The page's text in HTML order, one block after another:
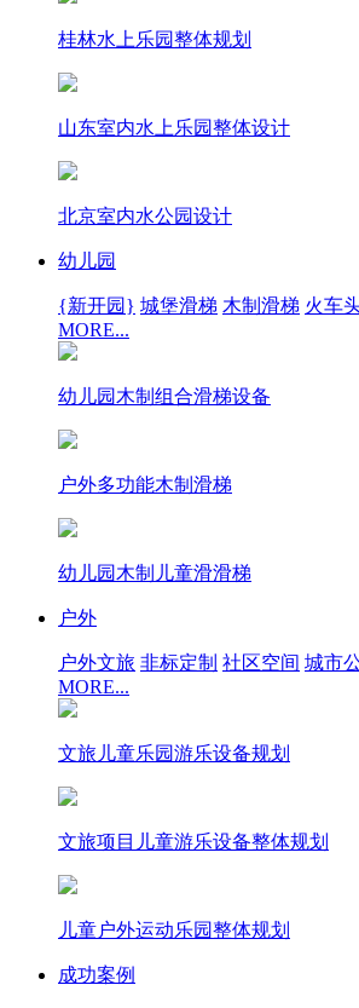
桂林水上乐园整体规划
山东室内水上乐园整体设计
北京室内水公园设计
幼儿园
{新开园} 城堡滑梯 木制滑梯 火车
MORE...
幼儿园木制组合滑梯设备
户外多功能木制滑梯
幼儿园木制儿童滑滑梯
户外
户外文旅 非标定制 社区空间 城市
MORE...
文旅儿童乐园游乐设备规划
文旅项目儿童游乐设备整体规划
儿童户外运动乐园整体规划
成功案例